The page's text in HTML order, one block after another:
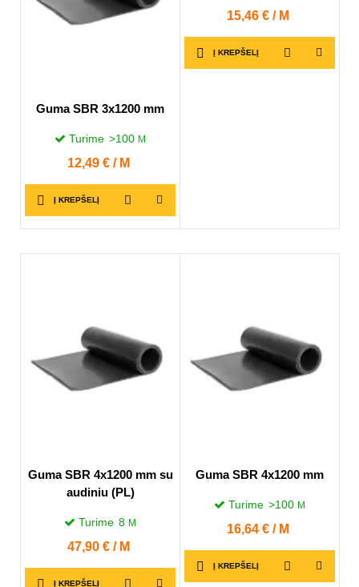
Guma SBR 3x1200 mm
Turime >100 M
Kaina
12,49 € / M
Į KREPŠELĮ
Kaina
15,46 € / M
Į KREPŠELĮ
Guma SBR 4x1200 mm su
audiniu (PL)
Turime 8 M
Kaina
47,90 € / M
Į KREPŠELĮ
Guma SBR 4x1200 mm
Turime >100 M
Kaina
16,64 € / M
Į KREPŠELĮ